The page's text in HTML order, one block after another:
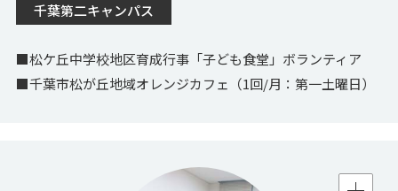
千葉第二キャンパス
■松ケ丘中学校地区育成行事「子ども食堂」ボランティア
■千葉市松が丘地域オレンジカフェ（1回/月：第一土曜日）